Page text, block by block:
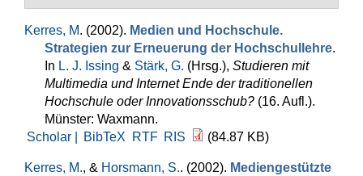
Kerres, M. (2002). Medien und Hochschule.
Strategien zur Erneuerung der Hochschullehre.
In L. J. Issing & Stärk, G. (Hrsg.), Studieren mit
Multimedia und Internet Ende der traditionellen
Hochschule oder Innovationsschub? (16. Aufl.).
Münster: Waxmann.
Scholar |
BibTeX RTF RIS (84.87 KB)
Kerres, M., & Horsmann, S.. (2002). Mediengestützte